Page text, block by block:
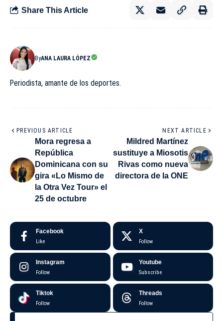
Share This Article
ByANA LAURA LÓPEZ
Periodista, amante de los deportes.
PREVIOUS ARTICLE
Mora regresa a
República
Dominicana con su
gira «Lo Mismo de
la Otra Vez Tour» el
25 de octubre
NEXT ARTICLE
Mildred Martínez
sustituye a Miosotis
Rivas como nueva
directora de la ONE
Facebook
Like
X
Follow
Instagram
Follow
Youtube
Subscribe
Tiktok
Follow
Threads
Follow